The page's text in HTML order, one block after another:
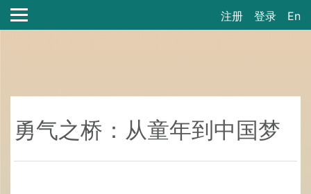
注册 登录 En
勇气之桥：从童年到中国梦